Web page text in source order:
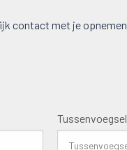
contact met je opnemen
Tussenvoegsel